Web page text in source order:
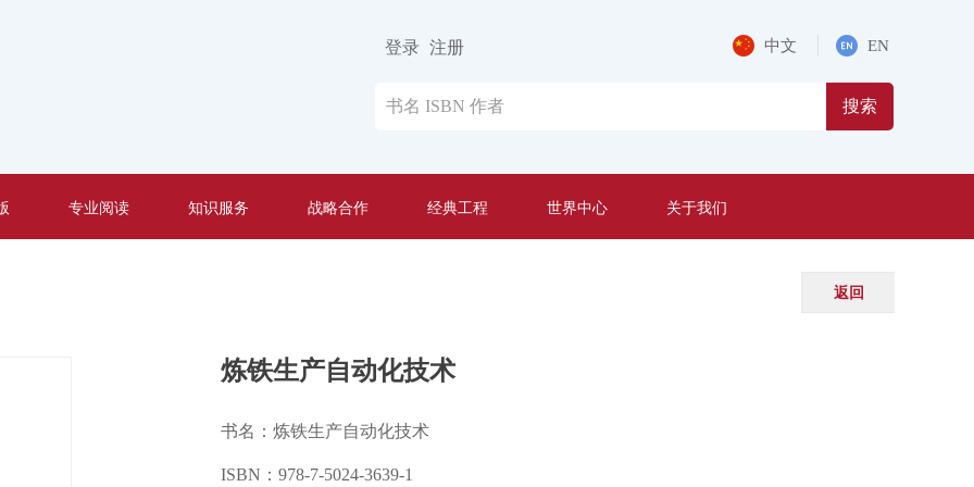
搜索
中文 EN
登录 注册
专业阅读 知识服务 战略合作 经典工程 世界中心 关于我们
炼铁生产自动化技术
书名：炼铁生产自动化技术
ISBN：978-7-5024-3639-1
返回